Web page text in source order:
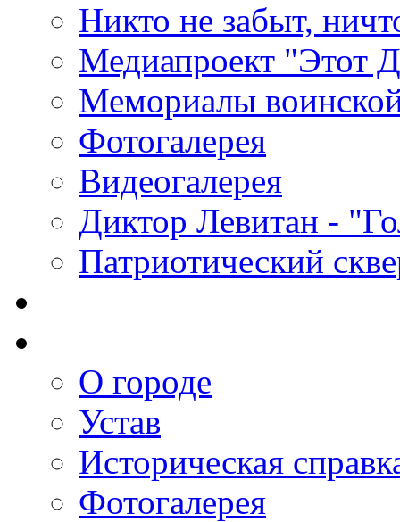
Никто не забыт,
Медиапроект "Этот
Мемориалы
Фотогалерея
Видеогалерея
Диктор Левитан -
Патриотический
О городе
Устав
Историческая
Фотогалерея